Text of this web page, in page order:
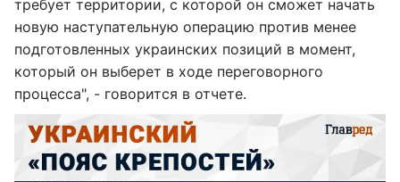
требует территории, с которой он сможет начать
новую наступательную операцию против менее
подготовленных украинских позиций в момент,
который он выберет в ходе переговорного
процесса", - говорится в отчете.